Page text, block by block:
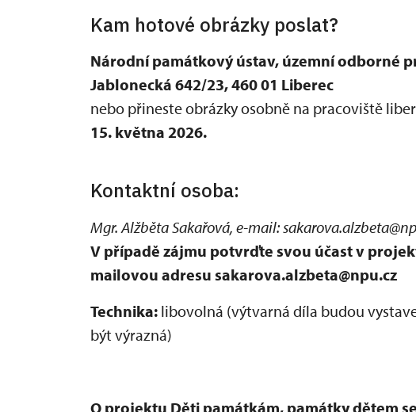
Kam hotové obrázky poslat?
Národní památkový ústav, územní odborné
Jablonecká 642/23, 460 01 Liberec
nebo přineste obrázky osobně na pracoviště
15. května 2026.
Kontaktní osoba:
Mgr. Alžběta Sakařová, e-mail:
V případě zájmu potvrďte svou účast v
mailovou adresu sakarova.alzbeta@npu.cz
Technika: libovolná (výtvarná díla budou
být výrazná)
O projektu Děti památkám, památky dětem